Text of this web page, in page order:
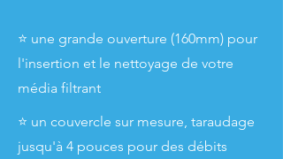
⭐ une grande ouverture (160mm) pour
l'insertion et le nettoyage de votre
média filtrant
⭐ un couvercle sur mesure, taraudage
jusqu'à 4 pouces pour des débits